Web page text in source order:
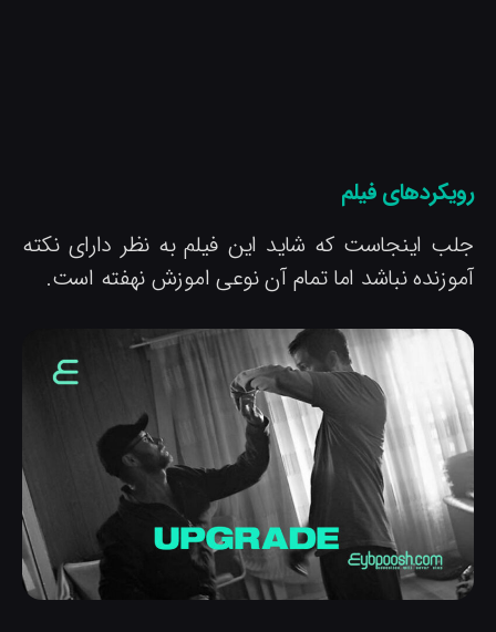
فیلم
اینجاست که شاید این فیلم به نظر دارای نکته
نباشد اما تمام آن نوعی اموزش نهفته است.